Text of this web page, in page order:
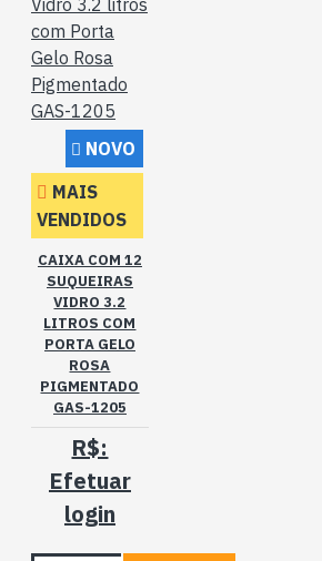
NOVO
MAIS
VENDIDOS
CAIXA COM 12
SUQUEIRAS
VIDRO 3.2
LITROS COM
PORTA GELO
ROSA
PIGMENTADO
GAS-1205
R$:
Efetuar
login